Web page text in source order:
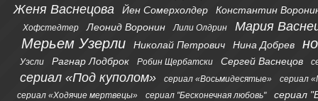
Женя Васнецова Йен Сомерхолдер Константин
Хофстедтер Леонид Воронин Лили Олдрин Мария
Мерьем Узерли Николай Петрович Нина Добрев
Уэсли Рагнар Лодброк Робин Щербатски Сергей Васнецов
сериал «Под куполом» сериал «Восьмидесятые»
сериал
сериал «Ходячие мертвецы»
сериал "Бесконечная любовь" сериал